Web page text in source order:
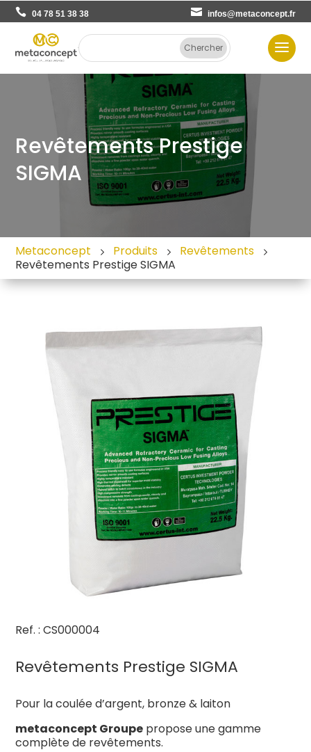
04 78 51 38 38 infos@metaconcept.fr
Revêtements Prestige
SIGMA
Metaconcept Produits
Revêtements
Revêtements Prestige SIGMA
Ref. : CS000004
Revêtements Prestige SIGMA
Pour la coulée d’argent, bronze & laiton
metaconcept Groupe propose une gamme
complète de revêtements.